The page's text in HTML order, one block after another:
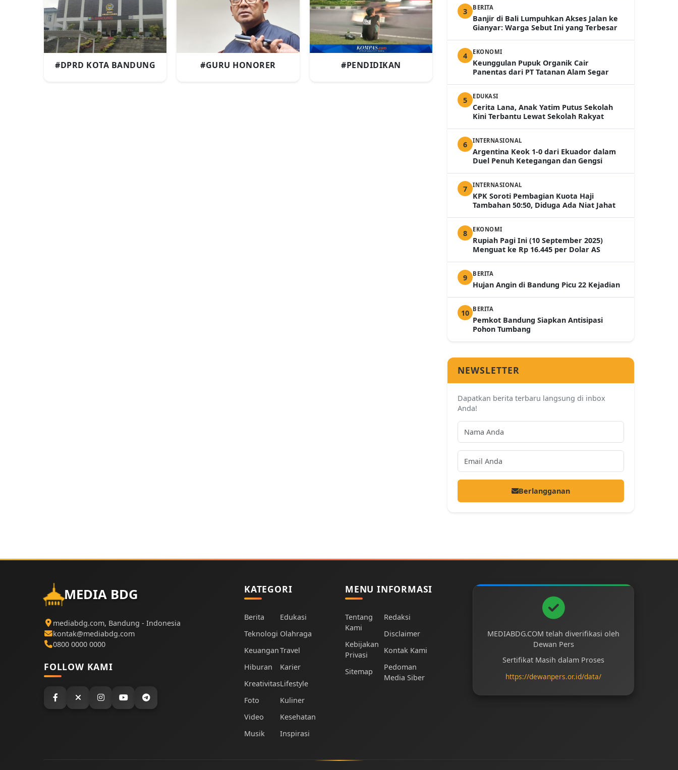
#DPRD KOTA BANDUNG #GURU HONORER #PENDIDIKAN
3 BERITA
Banjir di Bali Lumpuhkan Akses Jalan ke
Gianyar: Warga Sebut Ini yang Terbesar
4 EKONOMI
Keunggulan Pupuk Organik Cair
Panentas dari PT Tatanan Alam Segar
5 EDUKASI
Cerita Lana, Anak Yatim Putus Sekolah
Kini Terbantu Lewat Sekolah Rakyat
6 INTERNASIONAL
Argentina Keok 1-0 dari Ekuador dalam
Duel Penuh Ketegangan dan Gengsi
7 INTERNASIONAL
KPK Soroti Pembagian Kuota Haji
Tambahan 50:50, Diduga Ada Niat Jahat
8 EKONOMI
Rupiah Pagi Ini (10 September 2025)
Menguat ke Rp 16.445 per Dolar AS
9 BERITA
Hujan Angin di Bandung Picu 22 Kejadian
10 BERITA
Pemkot Bandung Siapkan Antisipasi
Pohon Tumbang
NEWSLETTER
Dapatkan berita terbaru langsung di inbox
Anda!
Berlangganan
MEDIA BDG
mediabdg.com, Bandung - Indonesia
kontak@mediabdg.com
0800 0000 0000
FOLLOW KAMI
KATEGORI
Berita
Teknologi
Keuangan
Hiburan
Kreativitas
Foto
Video
Musik
Edukasi
Olahraga
Travel
Karier
Lifestyle
Kuliner
Kesehatan
Inspirasi
MENU INFORMASI
Tentang
Kami
Kebijakan
Privasi
Sitemap
Redaksi
Disclaimer
Kontak Kami
Pedoman
Media Siber
MEDIABDG.COM telah diverifikasi oleh
Dewan Pers
Sertifikat Masih dalam Proses
https://dewanpers.or.id/data/